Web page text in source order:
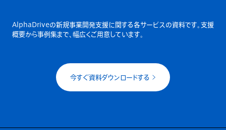
AlphaDriveの新規事業開発支援に関する各サービスの資料です。 支援
概要から事例集まで、幅広くご用意しています。
今すぐ資料ダウンロードする